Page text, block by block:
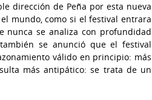
dirección de Peña por esta nueva
mundo, como si el festival entrara
nunca se analiza con profundidad
se anunció que el festival
válido en principio: más
más antipático: se trata de un